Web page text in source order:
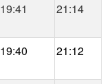
19:41 21:14
19:40 21:12